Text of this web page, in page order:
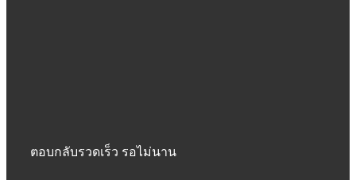
ตอบกลับรวดเร็ว รอไม่นาน